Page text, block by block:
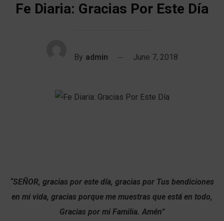
Fe Diaria: Gracias Por Este Día
By admin June 7, 2018
“SEÑOR, gracias por este día, gracias por Tus bendiciones
en mi vida, gracias porque me muestras que está en todo,
Gracias por mi Familia. Amén”